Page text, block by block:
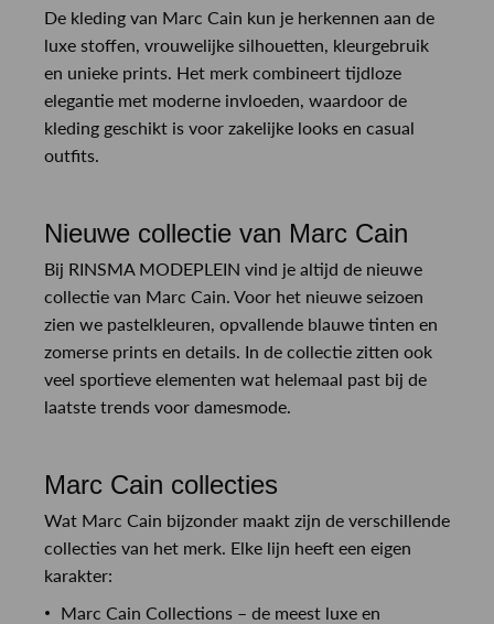
De kleding van Marc Cain kun je herkennen aan de
luxe stoffen, vrouwelijke silhouetten, kleurgebruik
en unieke prints. Het merk combineert tijdloze
elegantie met moderne invloeden, waardoor de
kleding geschikt is voor zakelijke looks en casual
outfits.
Nieuwe collectie van Marc Cain
Bij RINSMA MODEPLEIN vind je altijd de nieuwe
collectie van Marc Cain. Voor het nieuwe seizoen
zien we pastelkleuren, opvallende blauwe tinten en
zomerse prints en details. In de collectie zitten ook
veel sportieve elementen wat helemaal past bij de
laatste trends voor damesmode.
Marc Cain collecties
Wat Marc Cain bijzonder maakt zijn de verschillende
collecties van het merk. Elke lijn heeft een eigen
karakter:
Marc Cain Collections – de meest luxe en